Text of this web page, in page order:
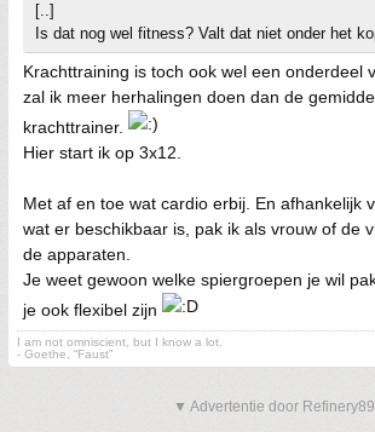
[..]
Is dat nog wel fitness? Valt dat niet onder het
Krachttraining is toch ook wel een onderdeel
zal ik meer herhalingen doen dan de
krachttrainer.
Hier start ik op 3x12.
Met af en toe wat cardio erbij. En afhankelijk
wat er beschikbaar is, pak ik als vrouw of de
de apparaten.
Je weet gewoon welke spiergroepen je wil
je ook flexibel zijn
I am not omniscient, but I know a lot.
- Goethe, “Faust”
▼ Advertentie door Refinery89